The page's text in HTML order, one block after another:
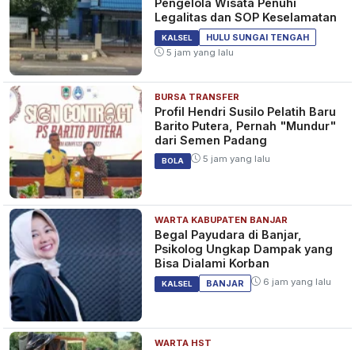
Legalitas dan SOP Keselamatan
KALSEL
HULU SUNGAI TENGAH
5 jam yang lalu
BURSA TRANSFER
Profil Hendri Susilo Pelatih Baru
Barito Putera, Pernah "Mundur"
dari Semen Padang
BOLA 5 jam yang lalu
WARTA KABUPATEN BANJAR
Begal Payudara di Banjar,
Psikolog Ungkap Dampak yang
Bisa Dialami Korban
KALSEL BANJAR 6 jam yang lalu
WARTA HST